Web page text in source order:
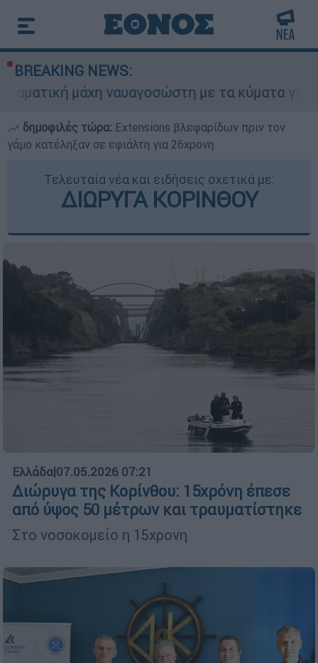
BREAKING NEWS:
ναυαγοσώστη με τα κύματα για να σώσει
δημοφιλές τώρα: Extensions βλεφαρίδων πριν τον
γάμο κατέληξαν σε εφιάλτη για 26χρονη
Τελευταία νέα και ειδήσεις σχετικά με:
ΔΙΩΡΥΓΑ ΚΟΡΙΝΘΟΥ
Ελλάδα|07.05.2026 07:21
Διώρυγα της Κορίνθου: 15χρόνη έπεσε
από ύψος 50 μέτρων και τραυματίστηκε
Στο νοσοκομείο η 15χρονη